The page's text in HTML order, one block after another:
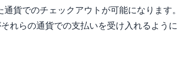
貨でのチェックアウトが可能になります。
れらの通貨での支払いを受け入れるように